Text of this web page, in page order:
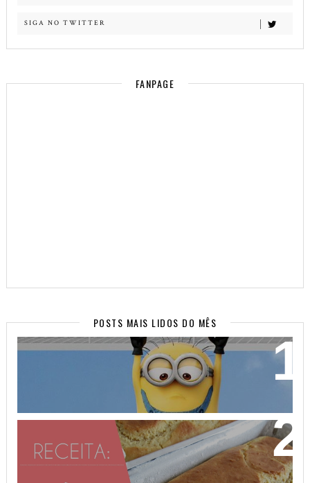
SIGA NO TWITTER
FANPAGE
POSTS MAIS LIDOS DO MÊS
WALLPAPERS SUPER FOFOS PARA SEU CELULAR!
PÃO DE AVEIA FEITO COM MASSA MOLE - NÃO
PRECISA SOVAR! VEM APRENDER!